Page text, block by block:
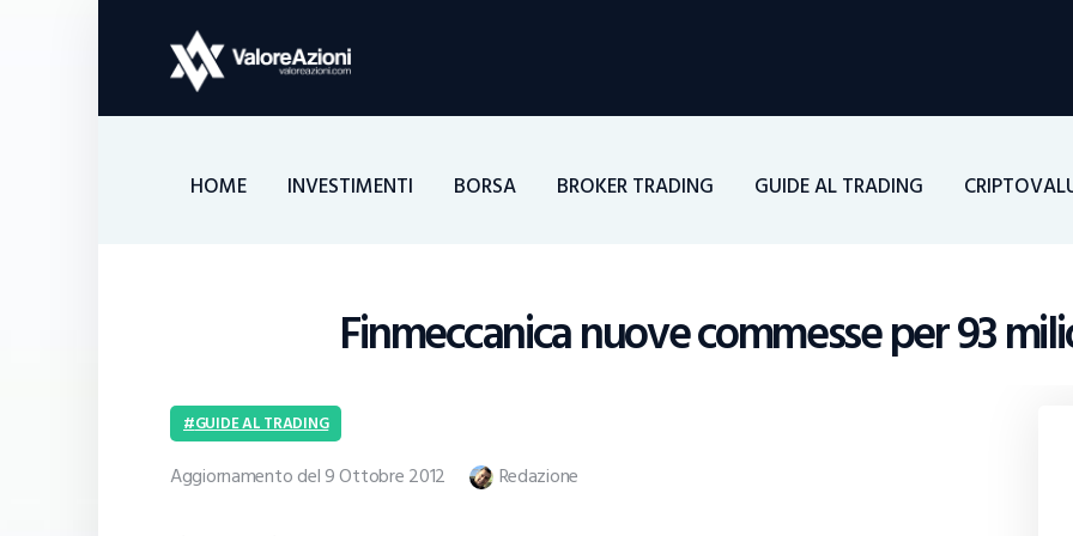
HOME INVESTIMENTI BORSA BROKER TRADING GUIDE AL TRADING
Finmeccanica nuove commesse per 93
Investimenti
Borsa
Guide Al Trading
GUIDE AL TRADING
Aggiornamento del 9 Ottobre 2012 Redazione